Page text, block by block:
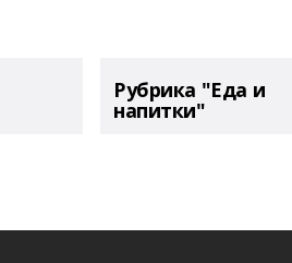
Рубрика "Еда и
напитки"